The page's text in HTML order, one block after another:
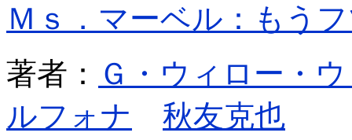
Ｍｓ．マーベル：もう
著者： Ｇ・ウィロー・
ルフォナ
秋友克也